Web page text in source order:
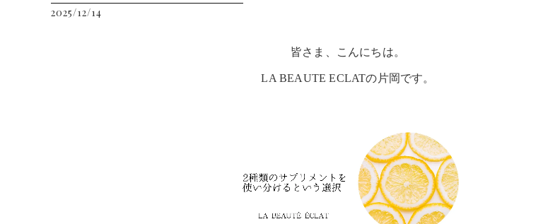
2025/12/14
皆さま、こんにちは。
LA BEAUTE ECLATの片岡です。